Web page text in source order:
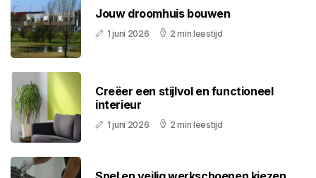
Jouw droomhuis bouwen
1 juni 2026 2 min leestijd
Creëer een stijlvol en functioneel
interieur
1 juni 2026 2 min leestijd